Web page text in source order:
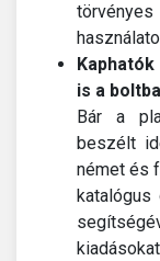
is a
Bár a
beszélt
német és
katalógus